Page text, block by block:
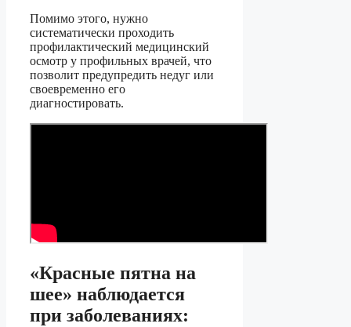
Помимо этого, нужно
систематически проходить
профилактический медицинский
осмотр у профильных врачей, что
позволит предупредить недуг или
своевременно его
диагностировать.
«Красные пятна на
шее» наблюдается
при заболеваниях: